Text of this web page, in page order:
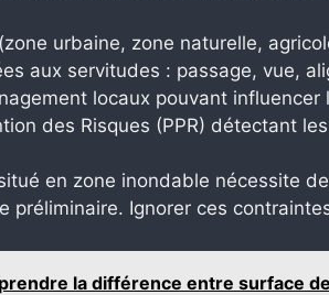
urbaine, zone naturelle,
aux servitudes : passage, vue,
locaux pouvant influencer
des Risques (PPR) détectant
en zone inondable nécessite
préliminaire. Ignorer ces
la différence entre surface